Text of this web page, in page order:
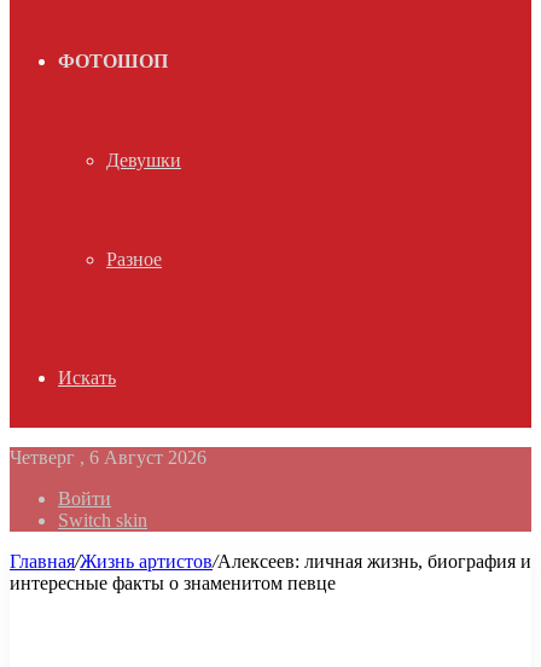
ФОТОШОП
Девушки
Разное
Искать
Четверг , 6 Август 2026
Войти
Switch skin
Главная/Жизнь артистов/Алексеев: личная жизнь, биография и
интересные факты о знаменитом певце